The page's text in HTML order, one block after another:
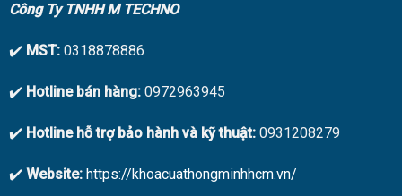
Công Ty TNHH M TECHNO
✔️ MST:0318878886
✔️ Hotline bán hàng:0972963945
✔️ Hotline hỗ trợ bảo hành và kỹ thuật:0931208279
✔️ Website: https://khoacuathongminhhcm.vn/